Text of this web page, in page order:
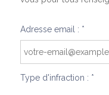
Adresse email : *
Type d'infraction : *